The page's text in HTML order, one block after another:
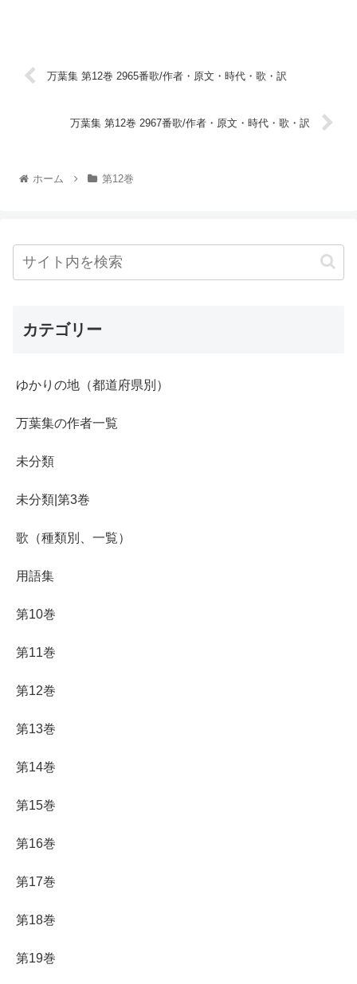
万葉集 第12巻 2965番歌/作者・原文・時代・歌・訳
万葉集 第12巻 2967番歌/作者・原文・時代・歌・訳
ホーム 第12巻
カテゴリー
ゆかりの地（都道府県別）
万葉集の作者一覧
未分類
未分類|第3巻
歌（種類別、一覧）
用語集
第10巻
第11巻
第12巻
第13巻
第14巻
第15巻
第16巻
第17巻
第18巻
第19巻